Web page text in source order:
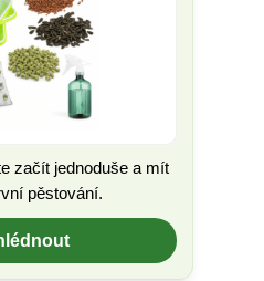
začít jednoduše a mít
pěstování.